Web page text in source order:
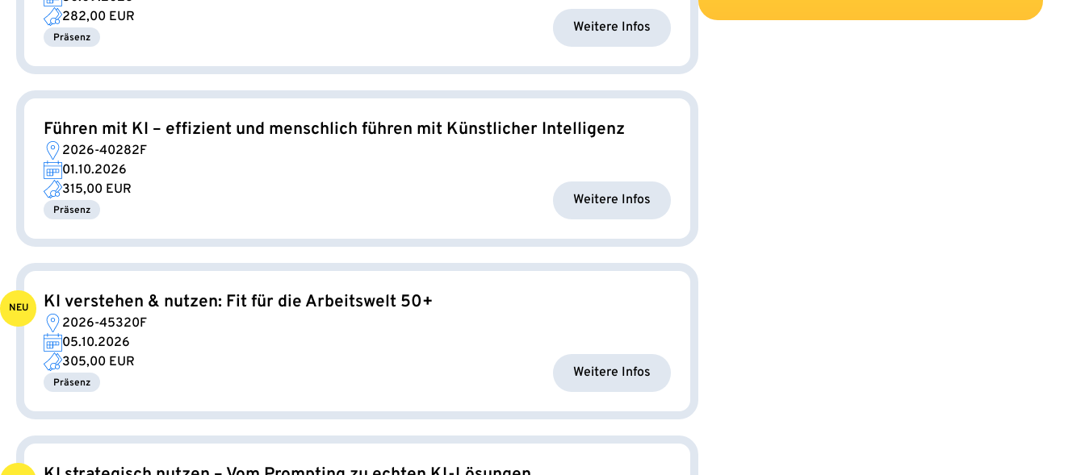
282,00 EUR
Präsenz
Weitere Infos
Führen mit KI – effizient und menschlich führen mit Künstlicher Intelligenz
2026-40282F
01.10.2026
315,00 EUR
Präsenz
Weitere Infos
KI verstehen & nutzen: Fit für die Arbeitswelt 50+
2026-45320F
05.10.2026
305,00 EUR
Präsenz
Weitere Infos
NEU